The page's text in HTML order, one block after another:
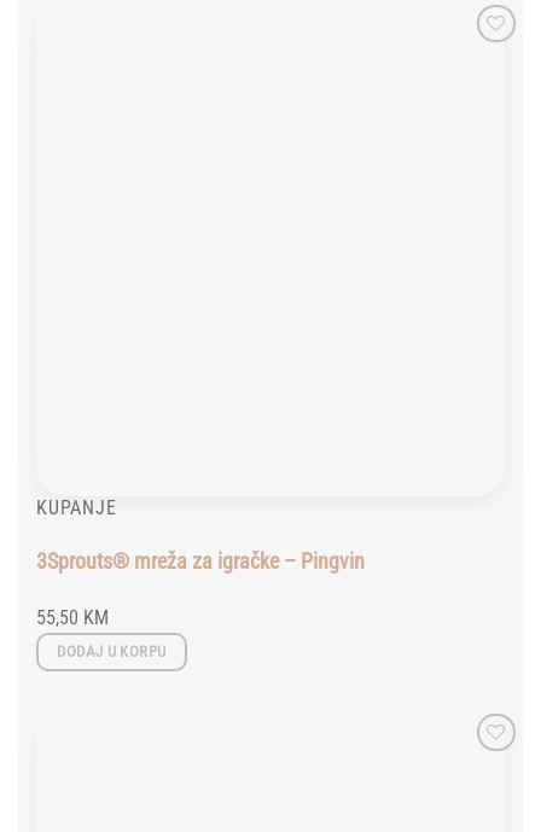
KUPANJE
3Sprouts® mreža za igračke – Pingvin
55,50 KM
DODAJ U KORPU